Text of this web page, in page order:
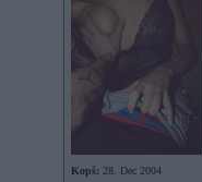
Kopš: 28. Dec 2004